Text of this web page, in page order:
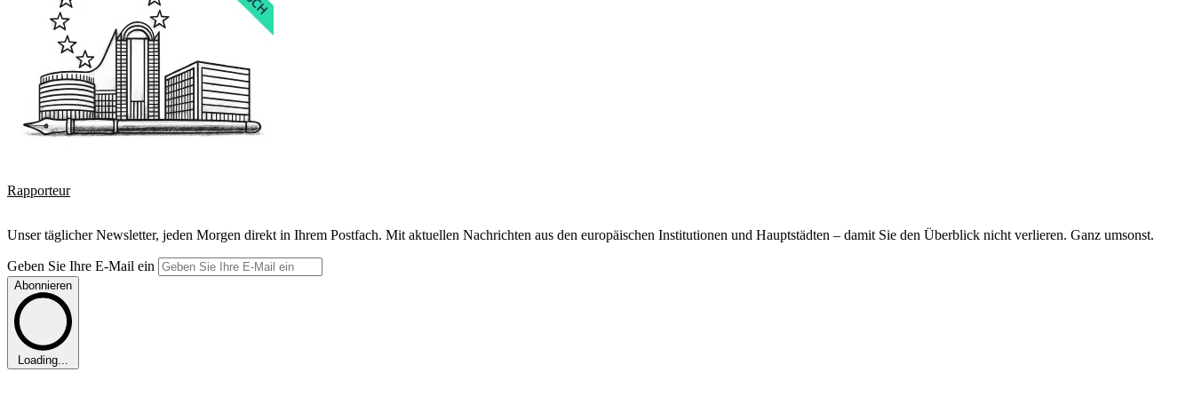
Rapporteur
Unser täglicher Newsletter, jeden Morgen direkt in Ihrem Postfach. Mit aktuellen Nachrichten aus den europäischen Institutionen und Hauptstädten – damit Sie den Überblick nicht verlieren. Ganz umsonst.
Geben Sie Ihre E-Mail ein
Abonnieren
Loading...